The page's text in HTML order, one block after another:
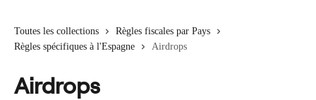
Toutes les collections
Règles fiscales par Pays
Règles spécifiques à l'Espagne
Airdrops
Airdrops